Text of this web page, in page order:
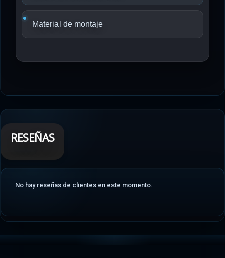
Material de montaje
RESEÑAS
No hay reseñas de clientes en este momento.